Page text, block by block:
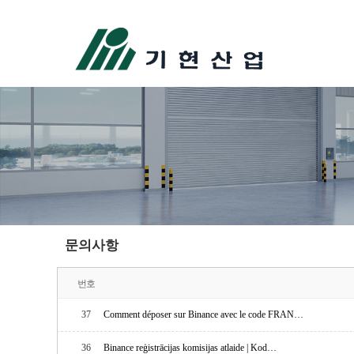
문의사항
번호
37 Comment déposer sur Binance avec le code FRAN…
36 Binance reģistrācijas komisijas atlaide | Kod…